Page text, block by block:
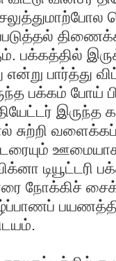
பக்கத்தில்
பார்த்து
பக்கம் போய்
இருந்த
சுற்றி
டியூட்டரி
நோக்கிச்